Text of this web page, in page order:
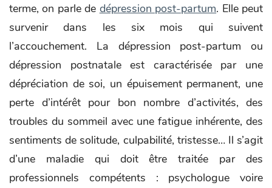
terme, on parle de dépression post-partum. Elle peut
survenir dans les six mois qui suivent
l’accouchement. La dépression post-partum ou
dépression postnatale est caractérisée par une
dépréciation de soi, un épuisement permanent, une
perte d’intérêt pour bon nombre d’activités, des
troubles du sommeil avec une fatigue inhérente, des
sentiments de solitude, culpabilité, tristesse… Il s’agit
d’une maladie qui doit être traitée par des
professionnels compétents : psychologue voire